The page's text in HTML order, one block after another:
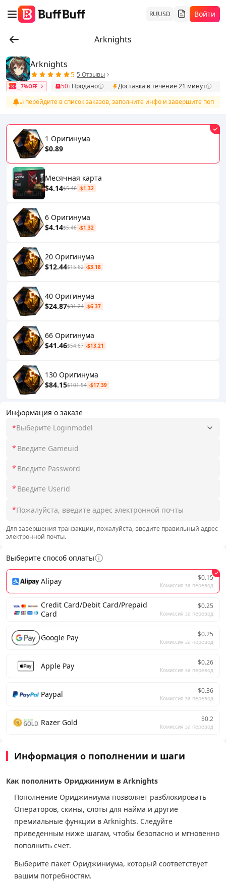
RUUSD Войти
Arknights
Информация о заказе
*Выберите Loginmodel
*
*
*
*
Для завершения транзакции, пожалуйста, введите правильный адрес
электронной почты.
Выберите способ оплаты
Alipay $0.15
Комиссия за перевод
Credit Card/Debit Card/Prepaid
Card
$0.25
Комиссия за перевод
Google Pay $0.25
Комиссия за перевод
Apple Pay $0.26
Комиссия за перевод
Paypal $0.36
Комиссия за перевод
Razer Gold $0.2
Комиссия за перевод
Arknights
5 5 Отзывы
7%OFF 50+Продано
Доставка в течение 21 минут
перейдите в список заказов, заполните инфо и завершите
1 Оригинума
$0.89
Месячная карта
$4.14$5.46 -$1.32
6 Оригинума
$4.14$5.46 -$1.32
20 Оригинума
$12.44$15.62 -$3.18
40 Оригинума
$24.87$31.24 -$6.37
66 Оригинума
$41.46$54.67 -$13.21
130 Оригинума
$84.15$101.54 -$17.39
Информация о пополнении и шаги
Как пополнить Ориджиниум в Arknights
Пополнение Ориджиниума позволяет разблокировать
Операторов, скины, слоты для найма и другие
премиальные функции в Arknights. Следуйте
приведенным ниже шагам, чтобы безопасно и мгновенно
пополнить счет.
Выберите пакет Ориджиниума, который соответствует
вашим потребностям.